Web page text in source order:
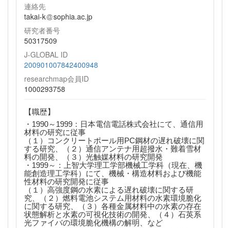
連絡先
takai-k
sophia.ac.jp
研究者番号
50317509
J-GLOBAL ID
200901007842400948
researchmap会員ID
1000293758
【職歴】
・1990～1999：日本電信電話株式会社にて、通信用
材料の研究に従事
（１）コンクリートポール用PC鋼材の遅れ破壊に関
する研究、（２）通信アンテナ用超撥水・難着雪材
料の開発、（３）光触媒材料の研究開発
・1999～：上智大学理工学部機械工学科（現在、機
能創造理工学科）にて、機械・構造材料および機能
性材料の研究開発に従事
（１）高強度鋼の水素による遅れ破壊に関する研
究、（２）燃料電池システム用材料の水素環境脆化
に関する研究、（３）各種金属材料中の水素の存在
状態解析と水素の可視化技術の開発、（４）石英系
光ファイバの環境脆化機構の解明、 など